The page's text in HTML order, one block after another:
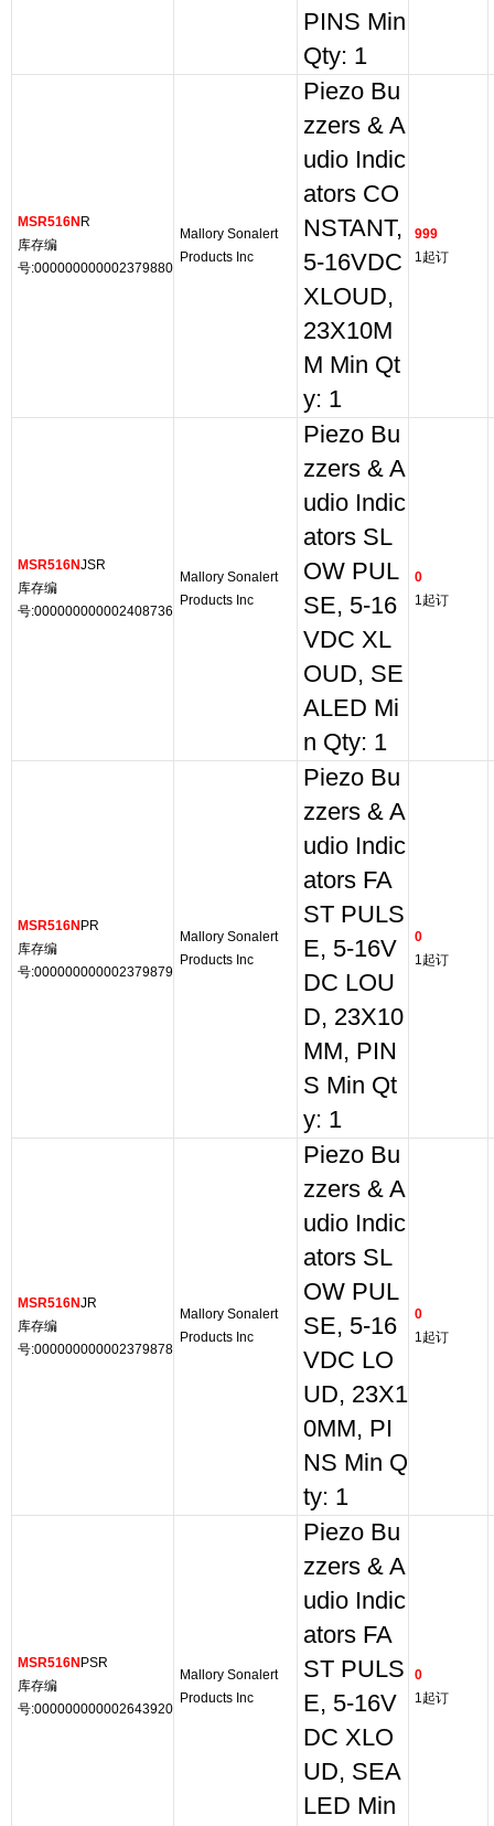
PINS Min
Qty: 1
MSR516N R
库存编
号:000000000002379880
Mallory Sonalert
Products Inc
Piezo Bu
zzers & A
udio Indic
ators CO
NSTANT,
5-16VDC
XLOUD,
23X10M
M Min Qt
y: 1
999
1起订
MSR516NJSR
库存编
号:000000000002408736
Mallory Sonalert
Products Inc
Piezo Bu
zzers & A
udio Indic
ators SL
OW PUL
SE, 5-16
VDC XL
OUD, SE
ALED Mi
n Qty: 1
0
1起订
MSR516N PR
库存编
号:000000000002379879
Mallory Sonalert
Products Inc
Piezo Bu
zzers & A
udio Indic
ators FA
ST PULS
E, 5-16V
DC LOU
D, 23X10
MM, PIN
S Min Qt
y: 1
0
1起订
MSR516NJR
库存编
号:000000000002379878
Mallory Sonalert
Products Inc
Piezo Bu
zzers & A
udio Indic
ators SL
OW PUL
SE, 5-16
VDC LO
UD, 23X1
0MM, PI
NS Min Q
ty: 1
0
1起订
MSR516N PSR
库存编
号:000000000002643920
Mallory Sonalert
Products Inc
Piezo Bu
zzers & A
udio Indic
ators FA
ST PULS
E, 5-16V
DC XLO
UD, SEA
LED Min
0
1起订